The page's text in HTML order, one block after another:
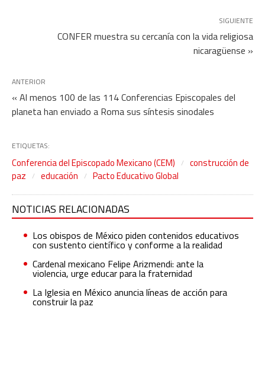
SIGUIENTE
CONFER muestra su cercanía con la vida religiosa
nicaragüense »
ANTERIOR
« Al menos 100 de las 114 Conferencias Episcopales del
planeta han enviado a Roma sus síntesis sinodales
ETIQUETAS:
Conferencia del Episcopado Mexicano (CEM)
construcción de
paz
educación Pacto Educativo Global
NOTICIAS RELACIONADAS
Los obispos de México piden contenidos educativos
con sustento científico y conforme a la realidad
Cardenal mexicano Felipe Arizmendi: ante la
violencia, urge educar para la fraternidad
La Iglesia en México anuncia líneas de acción para
construir la paz